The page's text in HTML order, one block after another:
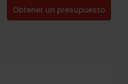
Obtener un presupuesto